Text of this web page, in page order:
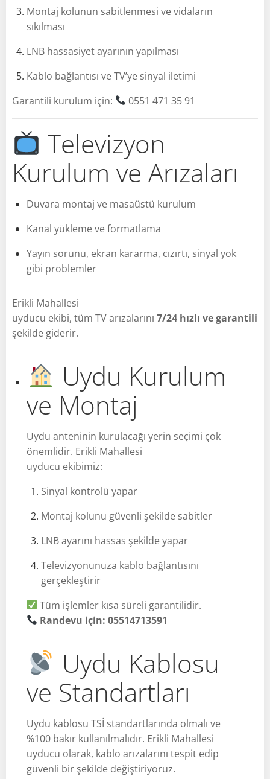
Montaj kolunun sabitlenmesi ve vidaların
sıkılması
LNB hassasiyet ayarının yapılması
Kablo bağlantısı ve TV’ye sinyal iletimi
Garantili kurulum için:
0551 471 35 91
Televizyon
Kurulum ve Arızaları
Duvara montaj ve masaüstü kurulum
Kanal yükleme ve formatlama
Yayın sorunu, ekran kararma, cızırtı, sinyal yok
gibi problemler
Erikli Mahallesi
uyducu ekibi, tüm TV arızalarını 7/24 hızlı ve garantili
şekilde giderir.
Uydu Kurulum
ve Montaj
Uydu anteninin kurulacağı yerin seçimi çok
önemlidir. Erikli Mahallesi
uyducu ekibimiz:
Sinyal kontrolü yapar
Montaj kolunu güvenli şekilde sabitler
LNB ayarını hassas şekilde yapar
Televizyonunuza kablo bağlantısını
gerçekleştirir
Tüm işlemler kısa süreli garantilidir.
Randevu için: 05514713591
Uydu Kablosu
ve Standartları
Uydu kablosu TSİ standartlarında olmalı ve
%100 bakır kullanılmalıdır. Erikli Mahallesi
uyducu olarak, kablo arızalarını tespit edip
güvenli bir şekilde değiştiriyoruz.